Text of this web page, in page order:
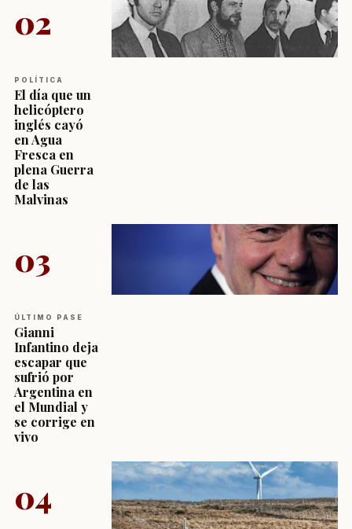
02
POLÍTICA
El día que un
helicóptero
inglés cayó
en Agua
Fresca en
plena Guerra
de las
Malvinas
03
ÚLTIMO PASE
Gianni
Infantino deja
escapar que
sufrió por
Argentina en
el Mundial y
se corrige en
vivo
04